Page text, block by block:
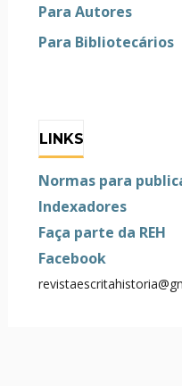
Para Autores
Para Bibliotecários
LINKS
Normas para
Indexadores
Faça parte da REH
Facebook